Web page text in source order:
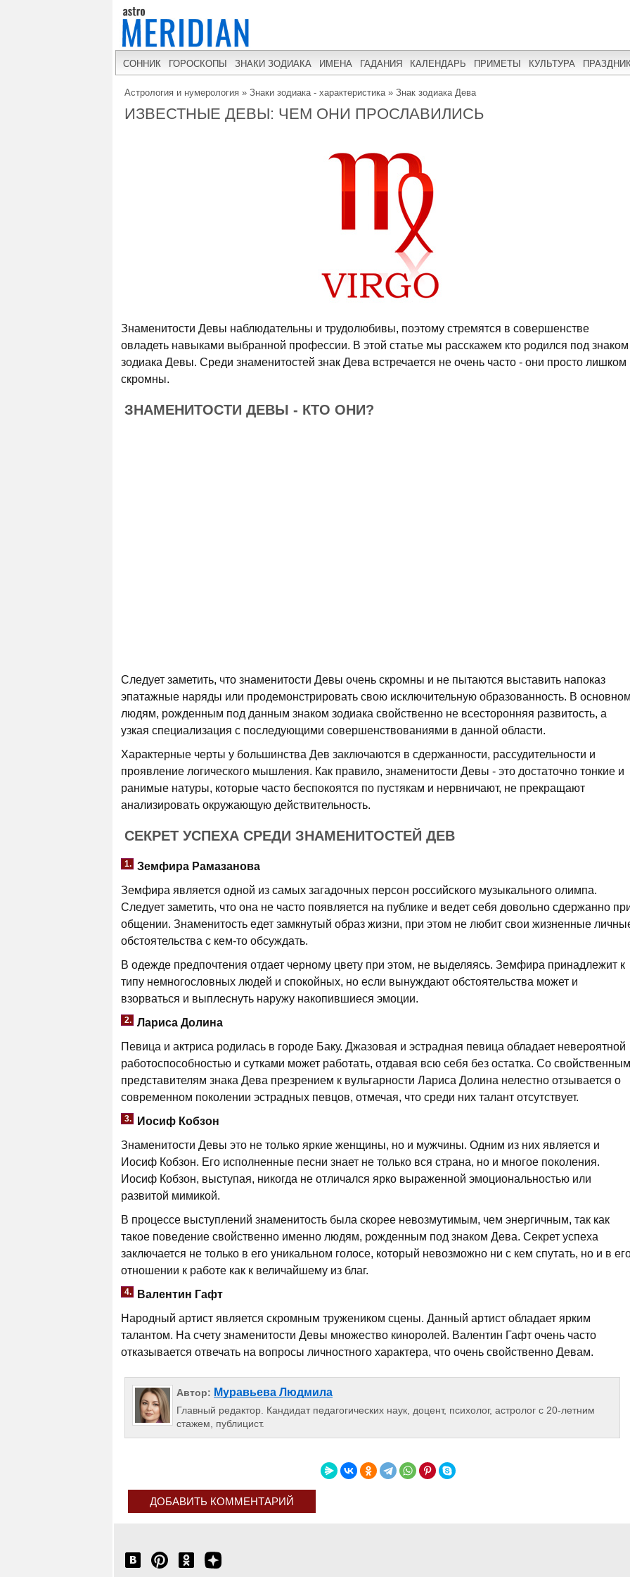
СОННИК ГОРОСКОПЫ ЗНАКИ ЗОДИАКА ИМЕНА ГАДАНИЯ КАЛЕНДАРЬ ПРИМЕТЫ КУЛЬТУРА
Астрология и нумерология » Знаки зодиака - характеристика» Знак зодиака Дева
ИЗВЕСТНЫЕ ДЕВЫ: ЧЕМ ОНИ ПРОСЛАВИЛИСЬ
Знаменитости Девы наблюдательны и трудолюбивы, поэтому стремятся в совершенстве
овладеть навыками выбранной профессии. В этой статье мы расскажем кто родился под знаком
зодиака Девы. Среди знаменитостей знак Дева встречается не очень часто - они просто лишком
скромны.
ЗНАМЕНИТОСТИ ДЕВЫ - КТО ОНИ?
Следует заметить, что знаменитости Девы очень скромны и не пытаются выставить напоказ
эпатажные наряды или продемонстрировать свою исключительную образованность. В
людям, рожденным под данным знаком зодиака свойственно не всесторонняя развитость, а
узкая специализация с последующими совершенствованиями в данной области.
Характерные черты у большинства Дев заключаются в сдержанности, рассудительности и
проявление логического мышления. Как правило, знаменитости Девы - это достаточно тонкие и
ранимые натуры, которые часто беспокоятся по пустякам и нервничают, не прекращают
анализировать окружающую действительность.
СЕКРЕТ УСПЕХА СРЕДИ ЗНАМЕНИТОСТЕЙ ДЕВ
1. Земфира Рамазанова
Земфира является одной из самых загадочных персон российского музыкального олимпа.
Следует заметить, что она не часто появляется на публике и ведет себя довольно сдержанно
общении. Знаменитость едет замкнутый образ жизни, при этом не любит свои жизненные
обстоятельства с кем-то обсуждать.
В одежде предпочтения отдает черному цвету при этом, не выделяясь. Земфира принадлежит к
типу немногословных людей и спокойных, но если вынуждают обстоятельства может и
взорваться и выплеснуть наружу накопившиеся эмоции.
2. Лариса Долина
Певица и актриса родилась в городе Баку. Джазовая и эстрадная певица обладает невероятной
работоспособностью и сутками может работать, отдавая всю себя без остатка. Со свойственным
представителям знака Дева презрением к вульгарности Лариса Долина нелестно отзывается о
современном поколении эстрадных певцов, отмечая, что среди них талант отсутствует.
3.
Иосиф Кобзон
Знаменитости Девы это не только яркие женщины, но и мужчины. Одним из них является и
Иосиф Кобзон. Его исполненные песни знает не только вся страна, но и многое поколения.
Иосиф Кобзон, выступая, никогда не отличался ярко выраженной эмоциональностью или
развитой мимикой.
В процессе выступлений знаменитость была скорее невозмутимым, чем энергичным, так как
такое поведение свойственно именно людям, рожденным под знаком Дева. Секрет успеха
заключается не только в его уникальном голосе, который невозможно ни с кем спутать, но и в
отношении к работе как к величайшему из благ.
4.
Валентин Гафт
Народный артист является скромным тружеником сцены. Данный артист обладает ярким
талантом. На счету знаменитости Девы множество киноролей. Валентин Гафт очень часто
отказывается отвечать на вопросы личностного характера, что очень свойственно Девам.
Автор: Муравьева Людмила
Главный редактор. Кандидат педагогических наук, доцент, психолог, астролог с 20-летним
стажем, публицист.
ДОБАВИТЬ КОММЕНТАРИЙ